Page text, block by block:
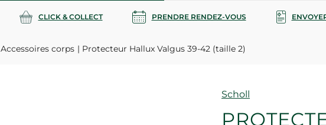
CLICK & COLLECT PRENDRE RENDEZ-VOUS
Accessoires corps Protecteur Hallux Valgus 39-42 (taille 2)
Marque
Scholl